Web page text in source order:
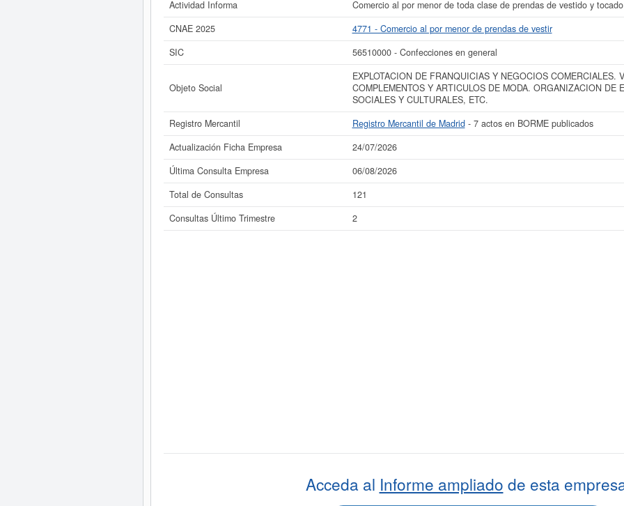
Actividad Informa
Comercio al por menor de toda clase de prendas de vestido y tocado
CNAE 2025
4771 - Comercio al por menor de prendas de vestir
SIC
56510000 - Confecciones en general
Objeto Social
EXPLOTACION DE FRANQUICIAS Y NEGOCIOS COMERCIALES.
COMPLEMENTOS Y ARTICULOS DE MODA. ORGANIZACION DE
SOCIALES Y CULTURALES, ETC.
Registro Mercantil
Registro Mercantil de Madrid- 7 actos en BORME publicados
Actualización Ficha Empresa
24/07/2026
Última Consulta Empresa
06/08/2026
Total de Consultas
121
Consultas Último Trimestre
2
Acceda al Informe ampliado de esta